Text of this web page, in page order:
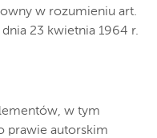
w rozumieniu art.
23 kwietnia 1964 r.
w tym
prawie autorskim